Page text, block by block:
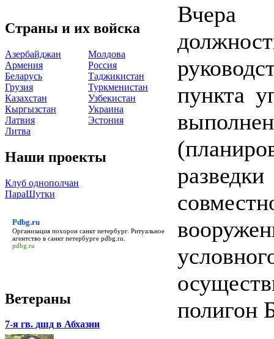
Страны и их войска
Азербайджан
Армения
Беларусь
Грузия
Казахстан
Кыргызстан
Латвия
Литва
Молдова
Россия
Таджикистан
Туркменистан
Узбекистан
Украина
Эстония
Наши проекты
Клуб однополчан
ПараШутки
Pdbg.ru
Организация похорон санкт петербург. Ритуальное
агентство в санкт петербурге pdbg.ru
pdbg.ru
Ветераны
7-я гв. дшд в Абхазии
Вчера
пункта
полигон